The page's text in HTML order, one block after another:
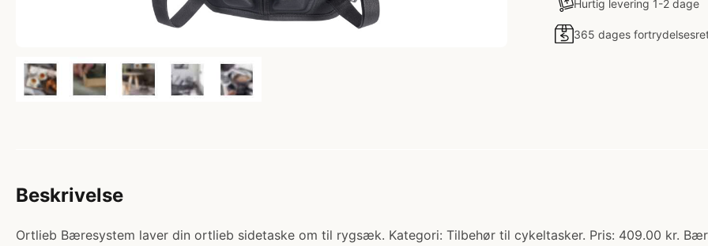
Hurtig levering 1-2 dage
365 dages
Beskrivelse
Ortlieb Bæresystem laver din ortlieb sidetaske om til rygsæk. Kategori: Tilbehør til cykeltasker. Pris: 409.00 kr.